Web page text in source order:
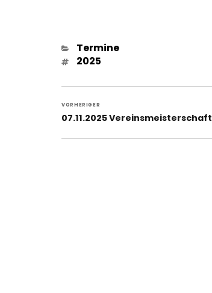
Kategorien
Termine
Schlagwörter
2025
VORHERIGER
Vorheriger
07.11.2025 Vereinsmeisterschaft